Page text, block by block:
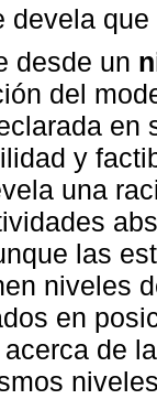
que
desde un
del
y
una
las
niveles
en
de